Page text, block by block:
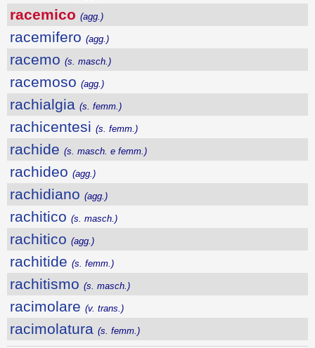
racemico (agg.)
racemifero (agg.)
racemo (s. masch.)
racemoso (agg.)
rachialgia (s. femm.)
rachicentesi (s. femm.)
rachide (s. masch. e femm.)
rachideo (agg.)
rachidiano (agg.)
rachitico (s. masch.)
rachitico (agg.)
rachitide (s. femm.)
rachitismo (s. masch.)
racimolare (v. trans.)
racimolatura (s. femm.)